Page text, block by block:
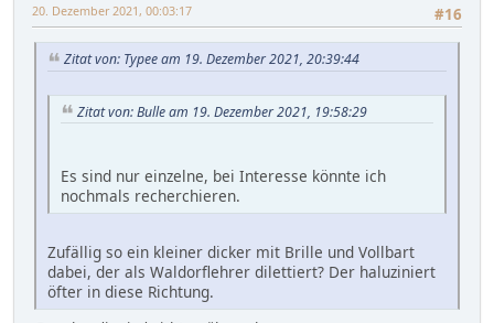
#16
20. Dezember 2021, 00:03:17
Zitat von: Typee am 19. Dezember 2021, 20:39:44
Zitat von: Bulle am 19. Dezember 2021, 19:58:29
Es sind nur einzelne, bei Interesse könnte ich
nochmals recherchieren.
Zufällig so ein kleiner dicker mit Brille und Vollbart
dabei, der als Waldorflehrer dilettiert? Der haluziniert
öfter in diese Richtung.